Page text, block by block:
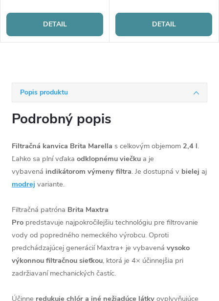
Popis produktu
Podrobný popis
Filtračná kanvica Brita Marella s celkovým objemom 2,4 l.
Ľahko sa plní vďaka odklopnému viečku a je
vybavená indikátorom výmeny filtra. Je dostupná v bielej aj
modrej variante.
Filtračná patróna Brita Maxtra
Pro predstavuje najpokročilejšiu technológiu pre filtrovanie
vody od popredného nemeckého výrobcu. Oproti
predchádzajúcej generácií Maxtra+ je vybavená vysoko
výkonnou filtračnou sieťkou, ktorá je 4× účinnejšia pri
zadržiavaní mechanických častíc.
Účinne redukuje chlór a iné nežiadúce látky ovplyvňujúce
DETAIL DETAIL